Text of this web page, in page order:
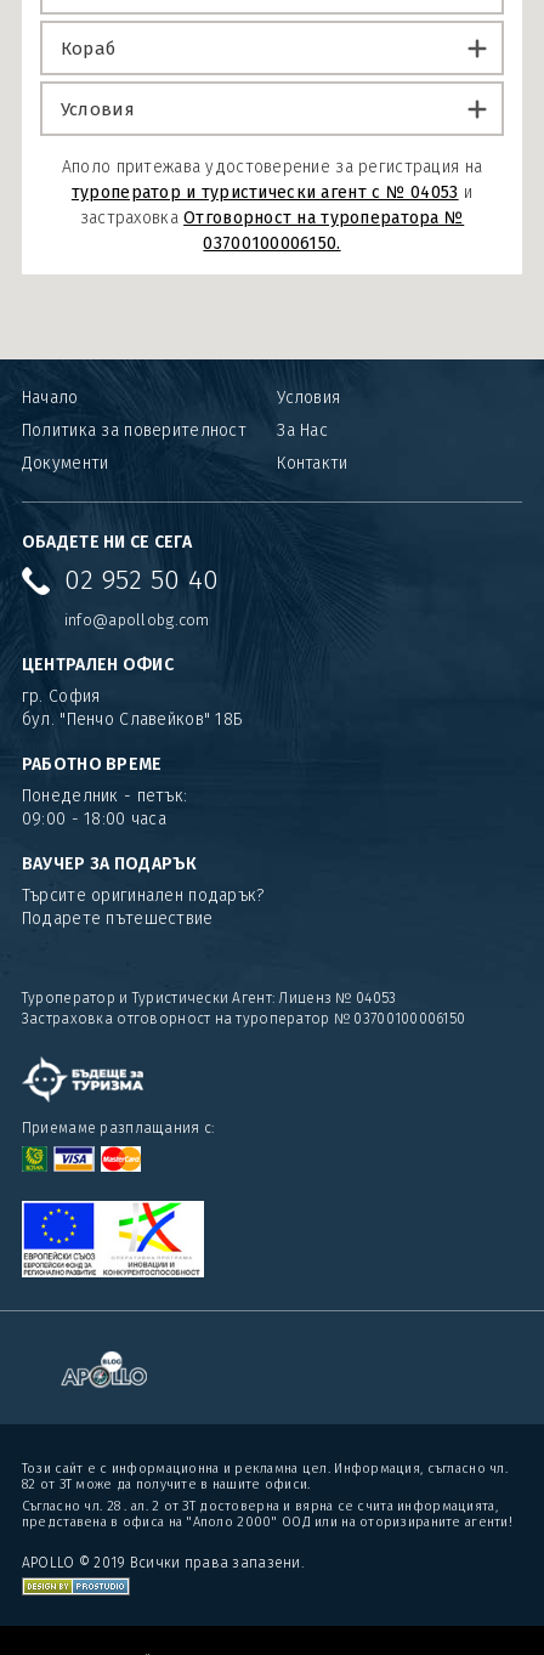
Кораб
Условия
Аполо притежава удостоверение за регистрация на
туроператор и туристически агент с № 04053 и
застраховкаОтговорност на туроператора №
03700100006150.
Начало
Условия
Политика за поверителност
За Нас
Документи
Контакти
ОБАДЕТЕ НИ СЕ СЕГА
02 952 50 40
info@apollobg.com
ЦЕНТРАЛЕН ОФИС
гр. София
бул. "Пенчо Славейков" 18Б
РАБОТНО ВРЕМЕ
Понеделник - петък:
09:00 - 18:00 часа
ВАУЧЕР ЗА ПОДАРЪК
Търсите оригинален подарък?
Подарете пътешествие
Туроператор и Туристически Агент: Лиценз № 04053
Застраховка отговорност на туроператор № 03700100006150
Приемаме разплащания с:
Този сайт е с информационна и рекламна цел. Информация, съгласно чл.
82 от ЗТ може да получите в нашите офиси.
Съгласно чл. 28 . ал. 2 от ЗТ достоверна и вярна се счита информацията,
представена в офиса на "Аполо 2000" ООД или на оторизираните агенти!
APOLLO © 2019 Всички права запазени.